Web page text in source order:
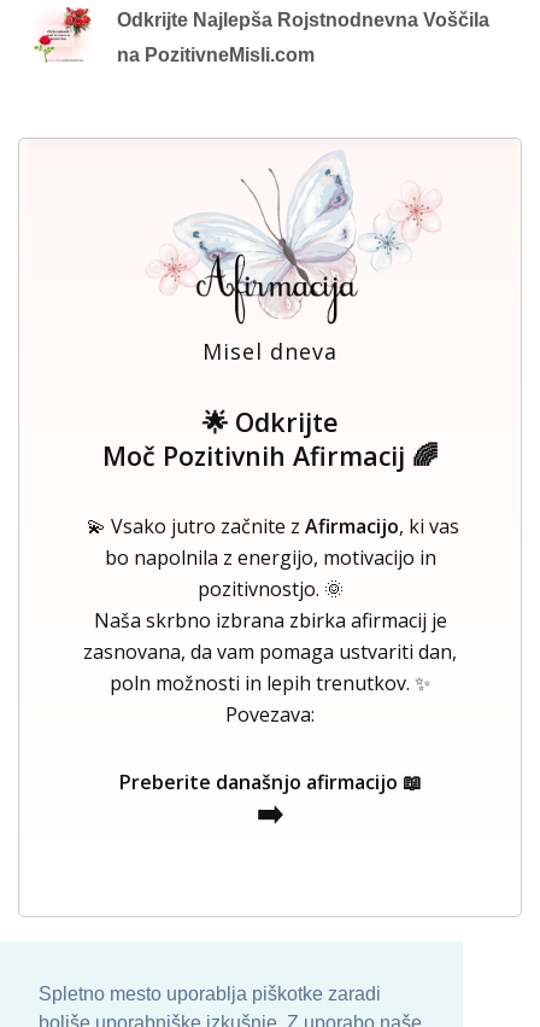
Spletno mesto uporablja piškotke zaradi
Odkrijte Najlepša Rojstnodnevna Voščila
na PozitivneMisli.com
Misel dneva
🌟 Odkrijte
Moč Pozitivnih Afirmacij 🌈
💫 Vsako jutro začnite z Afirmacijo, ki vas
bo napolnila z energijo, motivacijo in
pozitivnostjo. 🌞
Naša skrbno izbrana zbirka afirmacij je
zasnovana, da vam pomaga ustvariti dan,
poln možnosti in lepih trenutkov. ✨
Povezava:
Preberite današnjo afirmacijo 📖
➡️